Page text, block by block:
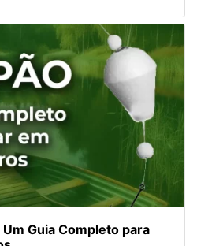
Um Guia Completo para